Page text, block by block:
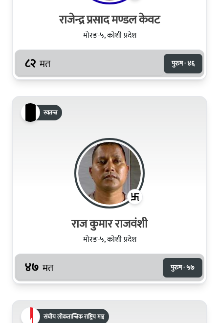
राजेन्द्र प्रसाद मण्डल केवट
मोरङ-५, कोशी प्रदेश
८२ मत पुरुष · ४६
स्वतन्त्र
राज कुमार राजवंशी
मोरङ-५, कोशी प्रदेश
४७ मत पुरुष · ५७
संघीय लोकतान्त्रिक राष्ट्रिय मञ्च